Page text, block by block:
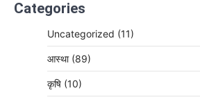
Categories
Uncategorized (11)
आस्था (89)
कृषि (10)